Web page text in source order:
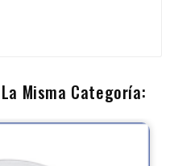
Misma Categoría: